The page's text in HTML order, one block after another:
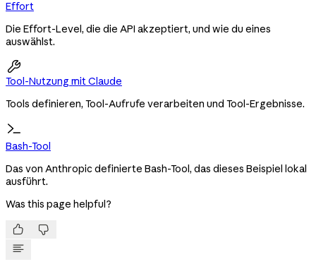
Effort
Die Effort-Level, die die API akzeptiert, und wie du eines
auswählst.

Tool-Nutzung mit Claude
Tools definieren, Tool-Aufrufe verarbeiten und Tool-Ergebnisse.
Bash-Tool
Das von Anthropic definierte Bash-Tool, das dieses Beispiel lokal
ausführt.
Was this page helpful?
 